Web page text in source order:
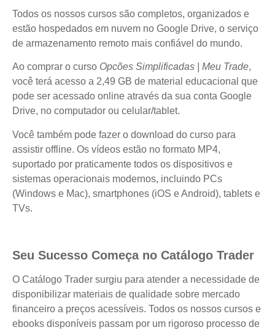
Todos os nossos cursos são completos, organizados e
estão hospedados em nuvem no Google Drive, o serviço
de armazenamento remoto mais confiável do mundo.
Ao comprar o curso Opcões Simplificadas | Meu Trade,
você terá acesso a 2,49 GB de material educacional que
pode ser acessado online através da sua conta Google
Drive, no computador ou celular/tablet.
Você também pode fazer o download do curso para
assistir offline. Os vídeos estão no formato MP4,
suportado por praticamente todos os dispositivos e
sistemas operacionais modernos, incluindo PCs
(Windows e Mac), smartphones (iOS e Android), tablets e
TVs.
Seu Sucesso Começa no Catálogo Trader
O Catálogo Trader surgiu para atender a necessidade de
disponibilizar materiais de qualidade sobre mercado
financeiro a preços acessíveis. Todos os nossos cursos e
ebooks disponíveis passam por um rigoroso processo de